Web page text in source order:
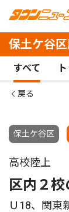
保土ケ谷
すべて
戻る
保土ケ谷区
高校陸上
区内２
Ｕ18、関東